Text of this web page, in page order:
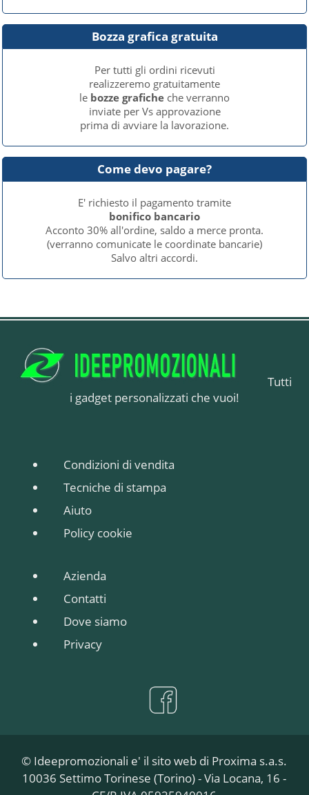
Bozza grafica gratuita
Per tutti gli ordini ricevuti
realizzeremo gratuitamente
le bozze grafiche che verranno
inviate per Vs approvazione
prima di avviare la lavorazione.
Come devo pagare?
E' richiesto il pagamento tramite
bonifico bancario
Acconto 30% all'ordine, saldo a merce pronta.
(verranno comunicate le coordinate bancarie)
Salvo altri accordi.
Tutti
i gadget personalizzati che vuoi!
Condizioni di vendita
Tecniche di stampa
Aiuto
Policy cookie
Azienda
Contatti
Dove siamo
Privacy
© Ideepromozionali e' il sito web di Proxima s.a.s.
10036 Settimo Torinese (Torino) - Via Locana, 16 -